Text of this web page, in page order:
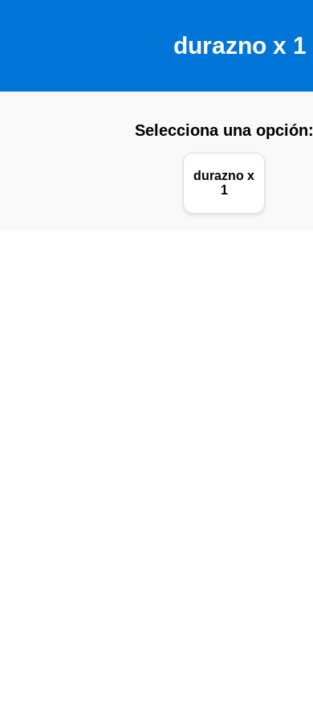
durazno x 1
Selecciona una opción:
durazno x
1